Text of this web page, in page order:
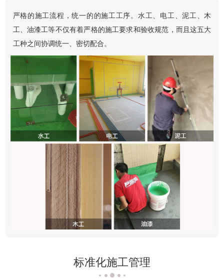
严格的施工流程，统一的的施工工序。水工、电工、泥工、木
工、油漆工等不仅有着严格的施工要求和验收规范，而且这五大
工种之间协调统一、密切配合。
标准化施工管理